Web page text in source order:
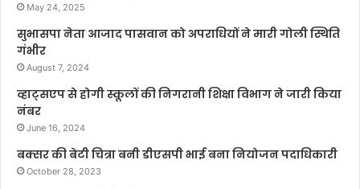
May 24, 2025
सुभासपा नेता आजाद पासवान को अपराधियों ने मारी गोली स्थिति
गंभीर
August 7, 2024
व्हाट्सएप से होगी स्कूलों की निगरानी शिक्षा विभाग ने जारी किया
नंबर
June 16, 2024
बक्सर की बेटी चित्रा बनी डीएसपी भाई बना नियोजन पदाधिकारी
October 28, 2023